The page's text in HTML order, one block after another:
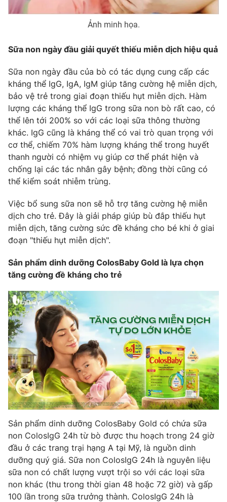
Nguyễn Trọng Ninh
024.38 355 931 - 024.38 355 932
Email:toasoan@vtv.vn
® Cấm sao chép dưới mọi hình thức nếu không có sự chấp
thuận bằng văn bản. Ghi rõ nguồn VTV.vn khi phát hành lại
thông tin từ website này.
Ảnh minh họa.
Sữa non ngày đầu giải quyết thiếu miễn dịch hiệu quả
Sữa non ngày đầu của bò có tác dụng cung cấp các
kháng thể IgG, IgA, IgM giúp tăng cường hệ miễn dịch,
bảo vệ trẻ trong giai đoạn thiếu hụt miễn dịch. Hàm
lượng các kháng thể IgG trong sữa non bò rất cao, có
thể lên tới 200% so với các loại sữa thông thường
khác. IgG cũng là kháng thể có vai trò quan trọng với
cơ thể, chiếm 70% hàm lượng kháng thể trong huyết
thanh người có nhiệm vụ giúp cơ thể phát hiện và
chống lại các tác nhân gây bệnh; đồng thời cũng có
thể kiểm soát nhiễm trùng.
Việc bổ sung sữa non sẽ hỗ trợ tăng cường hệ miễn
dịch cho trẻ. Đây là giải pháp giúp bù đắp thiếu hụt
miễn dịch, tăng cường sức đề kháng cho bé khi ở giai
đoạn "thiếu hụt miễn dịch".
Sản phẩm dinh dưỡng ColosBaby Gold là lựa chọn
tăng cường đề kháng cho trẻ
Sản phẩm dinh dưỡng ColosBaby Gold có chứa sữa
non ColosIgG 24h từ bò được thu hoạch trong 24 giờ
đầu ở các trang trại hạng A tại Mỹ, là nguồn dinh
dưỡng quý giá. Sữa non ColosIgG 24h là nguyên liệu
sữa non có chất lượng vượt trội so với các loại sữa
non khác (thu trong thời gian 48 hoặc 72 giờ) và gấp
100 lần trong sữa trưởng thành. ColosIgG 24h là